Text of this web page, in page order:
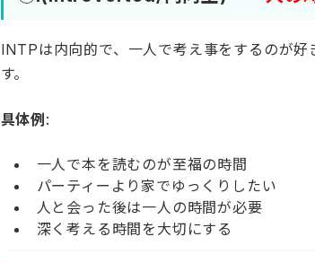
②N(Intuitive/直感型) –抽象的な
求します。
具体例:
「なぜ?」「どうして?」と考えるのが好き
パターンや法則を見つけるのが得意